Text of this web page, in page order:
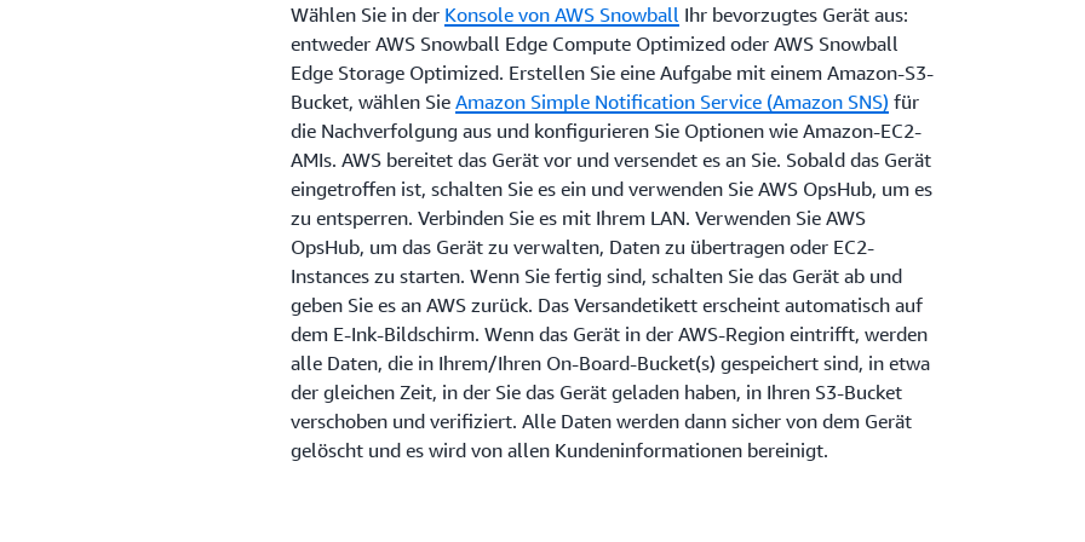
Wählen Sie in der Konsole von AWS Snowball Ihr bevorzugtes Gerät aus:
entweder AWS Snowball Edge Compute Optimized oder AWS Snowball
Edge Storage Optimized. Erstellen Sie eine Aufgabe mit einem Amazon-S3-
Bucket, wählen Sie Amazon Simple Notification Service (Amazon SNS) für
die Nachverfolgung aus und konfigurieren Sie Optionen wie Amazon-EC2-
AMIs. AWS bereitet das Gerät vor und versendet es an Sie. Sobald das Gerät
eingetroffen ist, schalten Sie es ein und verwenden Sie AWS OpsHub, um es
zu entsperren. Verbinden Sie es mit Ihrem LAN. Verwenden Sie AWS
OpsHub, um das Gerät zu verwalten, Daten zu übertragen oder EC2-
Instances zu starten. Wenn Sie fertig sind, schalten Sie das Gerät ab und
geben Sie es an AWS zurück. Das Versandetikett erscheint automatisch auf
dem E-Ink-Bildschirm. Wenn das Gerät in der AWS-Region eintrifft, werden
alle Daten, die in Ihrem/Ihren On-Board-Bucket(s) gespeichert sind, in etwa
der gleichen Zeit, in der Sie das Gerät geladen haben, in Ihren S3-Bucket
verschoben und verifiziert. Alle Daten werden dann sicher von dem Gerät
gelöscht und es wird von allen Kundeninformationen bereinigt.